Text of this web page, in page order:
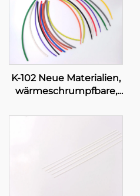
K-102 Neue Materialien,
wärmeschrumpfbare,
Schlauchleitung zur